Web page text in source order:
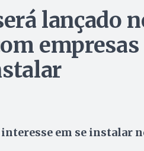
lançado
empresas
em se instalar